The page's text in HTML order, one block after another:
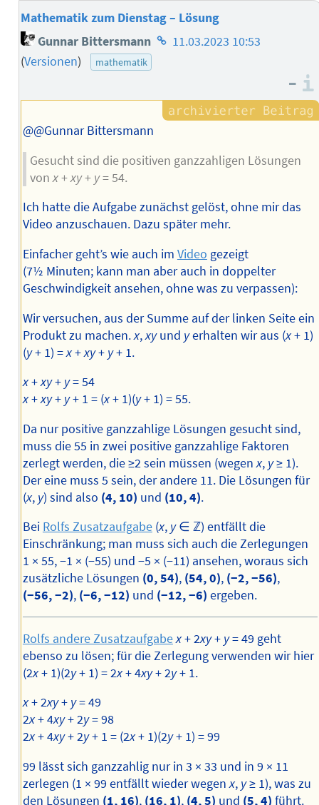
Mathematik zum Dienstag – Lösung
Gunnar Bittersmann Homepage
11.03.2023 10:53
(Versionen) mathematik
–
@@Gunnar Bittersmann
Gesucht sind die positiven ganzzahligen Lösungen
vonx+xy+ y= 54.
Ich hatte die Aufgabe zunächst gelöst, ohne mir das
Video anzuschauen. Dazu später mehr.
Einfacher geht’s wie auch im Video gezeigt
(7½ Minuten; kann man aber auch in doppelter
Geschwindigkeit ansehen, ohne was zu verpassen):
Wir versuchen, aus der Summe auf der linken Seite ein
Produkt zu machen.x,xyund yerhalten wir aus (x+ 1)
(y+ 1) =x+xy+ y+ 1.
x+xy+ y= 54
x+xy+ y+ 1 = (x+ 1)(y+ 1) = 55.
Da nur positive ganzzahlige Lösungen gesucht sind,
muss die 55 in zwei positive ganzzahlige Faktoren
zerlegt werden, die ≥2 sein müssen (wegenx, y≥ 1).
Der eine muss 5 sein, der andere 11. Die Lösungen für
(x, y) sind also (4, 10) und (10, 4).
Bei Rolfs Zusatzaufgabe(x, y∈ ℤ) entfällt die
Einschränkung; man muss sich auch die Zerlegungen
1 × 55, −1 × (−55) und −5 × (−11) ansehen, woraus sich
zusätzliche Lösungen (0, 54), (54, 0), (−2, −56),
(−56, −2), (−6, −12) und (−12, −6) ergeben.
Rolfs andere Zusatzaufgabex+ 2xy+ y= 49 geht
ebenso zu lösen; für die Zerlegung verwenden wir hier
(2x+ 1)(2y+ 1) = 2x+ 4xy+ 2y+ 1.
x+ 2xy+ y= 49
2x+ 4xy+ 2y= 98
2x+ 4xy+ 2y+ 1 = (2x+ 1)(2y+ 1) = 99
99 lässt sich ganzzahlig nur in 3 × 33 und in 9 × 11
zerlegen (1 × 99 entfällt wieder wegenx, y≥ 1), was zu
den Lösungen (1, 16), (16, 1), (4, 5) und (5, 4) führt.